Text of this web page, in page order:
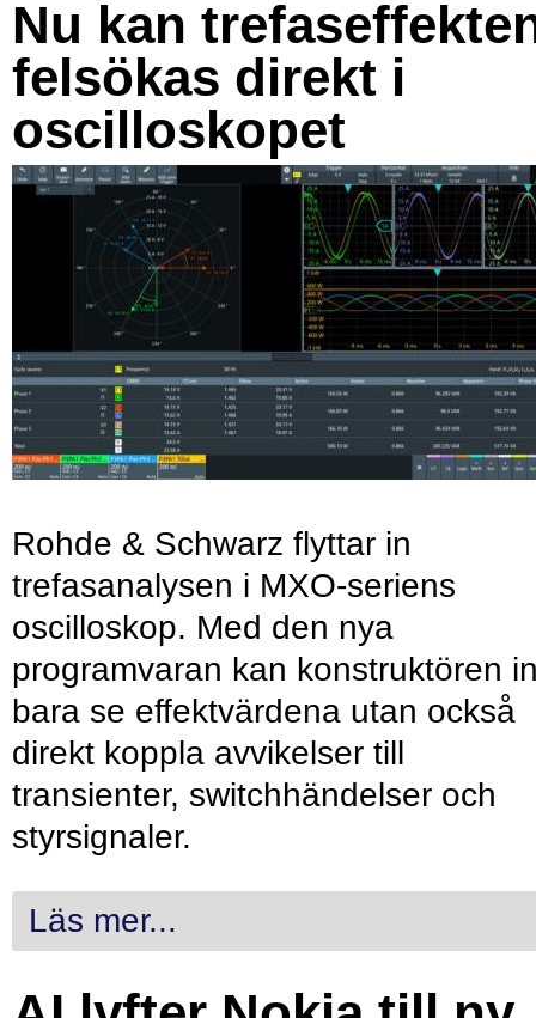
Nu kan
felsökas direkt i
oscilloskopet
Rohde & Schwarz flyttar in
trefasanalysen i MXO-seriens
oscilloskop. Med den nya
programvaran kan konstruktören
bara se effektvärdena utan också
direkt koppla avvikelser till
transienter, switchhändelser och
styrsignaler.
Läs mer...